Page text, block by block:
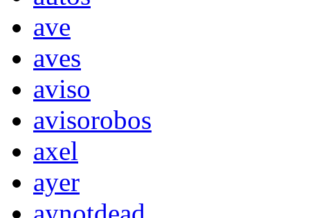
ave
aves
aviso
avisorobos
axel
ayer